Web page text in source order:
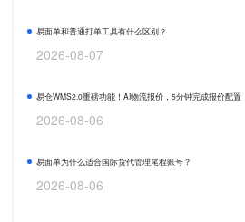
易面单和普通打单工具有什么区别？
2026-08-07
易仓WMS2.0重磅功能！AI物流报价，5分钟完成报价配置
2026-08-06
易面单为什么适合国际货代管理尾程账号？
2026-08-06